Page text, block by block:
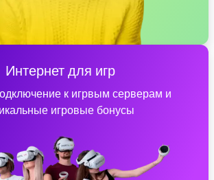
Интернет для игр
к игрвым серверам и
игровые бонусы